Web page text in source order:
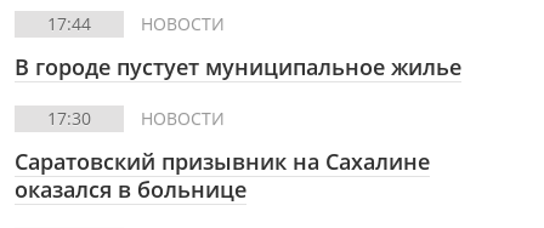
17:44 НОВОСТИ
В городе пустует муниципальное жилье
17:30 НОВОСТИ
Саратовский призывник на Сахалине
оказался в больнице